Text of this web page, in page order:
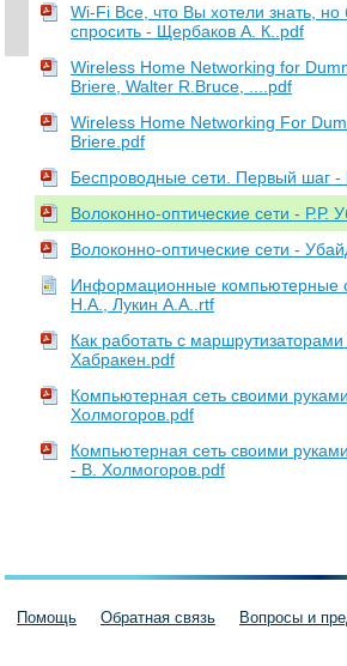
Wi-Fi Все, что Вы хотели знать, но
спросить - Щербаков А. К..pdf
Wireless Home Networking for
Briere, Walter R.Bruce, ....pdf
Wireless Home Networking For
Briere.pdf
Беспроводные сети. Первый шаг
Волоконно-оптические сети - Р.Р.
Волоконно-оптические сети -
Информационные компьютерные
Н.А., Лукин А.А..rtf
Как работать с
Хабракен.pdf
Компьютерная сеть своими
Холмогоров.pdf
Компьютерная сеть своими
- В. Холмогоров.pdf
Помощь Обратная связь Вопросы и